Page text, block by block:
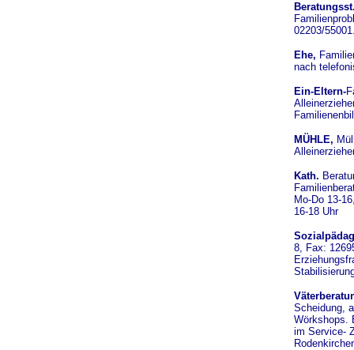
02203/
Ehe,
nach
Ein-Eltern-
MÜHLE,
Kath.
Mo-Do 13-
16-18 Uhr
8, Fax:
Scheidung,
Wörkshops.
im Service-